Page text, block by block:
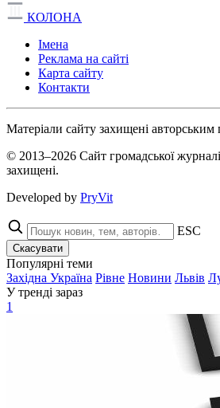
КОЛОНА
Імена
Реклама на сайті
Карта сайту
Контакти
Матеріали сайту захищені авторським
© 2013–2026 Сайт громадської
захищені.
Developed by PryVit
ESC
Скасувати
Популярні теми
Західна Україна Рівне Новини Львів
У тренді зараз
1